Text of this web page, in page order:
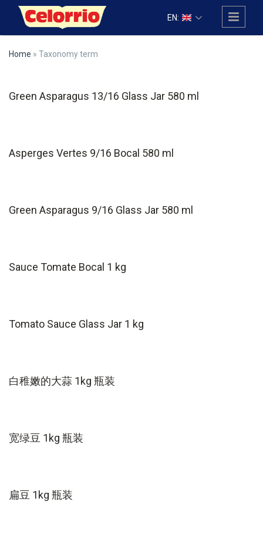
Skip to main content
EN:
Home » Taxonomy term
Green Asparagus 13/16 Glass Jar 580 ml
Asperges Vertes 9/16 Bocal 580 ml
Green Asparagus 9/16 Glass Jar 580 ml
Sauce Tomate Bocal 1 kg
Tomato Sauce Glass Jar 1 kg
白稚嫩的大蒜 1kg 瓶装
宽绿豆 1kg 瓶装
扁豆 1kg 瓶装